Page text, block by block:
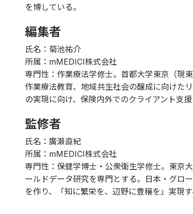
を博している。
編集者
氏名：菊池祐介
所属：mMEDICI株式会社
専門性：作業療法学修士。首都大学東京（現
作業療法教育、地域共生社会の醸成に向けた
の実現に向け、保険内外でのクライアント支
監修者
氏名：廣瀬直紀
所属：mMEDICI株式会社
専門性：保健学博士・公衆衛生学修士。東京
ールドデータ研究を専門とする。日本・グロ
を作り、「知に繁栄を、辺野に豊穣を」実現